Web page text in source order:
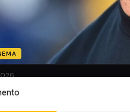
O Novo Thriller de